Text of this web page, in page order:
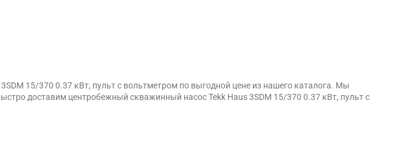
15/370 0.37 кВт, пульт с вольтметром по выгодной цене из нашего каталога. Мы
доставим центробежный скважинный насос Tekk Haus 3SDM 15/370 0.37 кВт, пульт с